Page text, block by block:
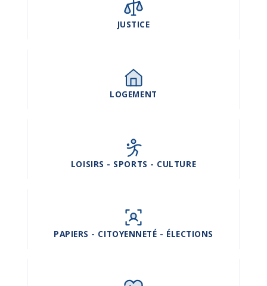
JUSTICE
LOGEMENT
LOISIRS - SPORTS - CULTURE
PAPIERS - CITOYENNETÉ - ÉLECTIONS